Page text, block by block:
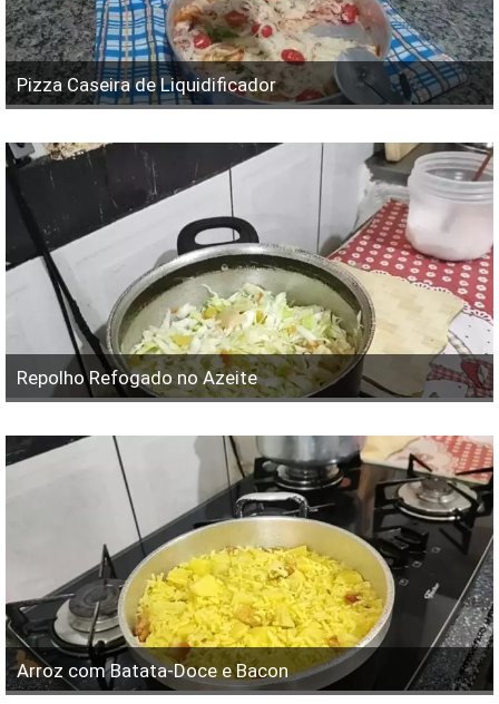
Pizza Caseira de Liquidificador
Repolho Refogado no Azeite
Arroz com Batata-Doce e Bacon